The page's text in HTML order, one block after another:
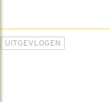
UITGEVLOGEN